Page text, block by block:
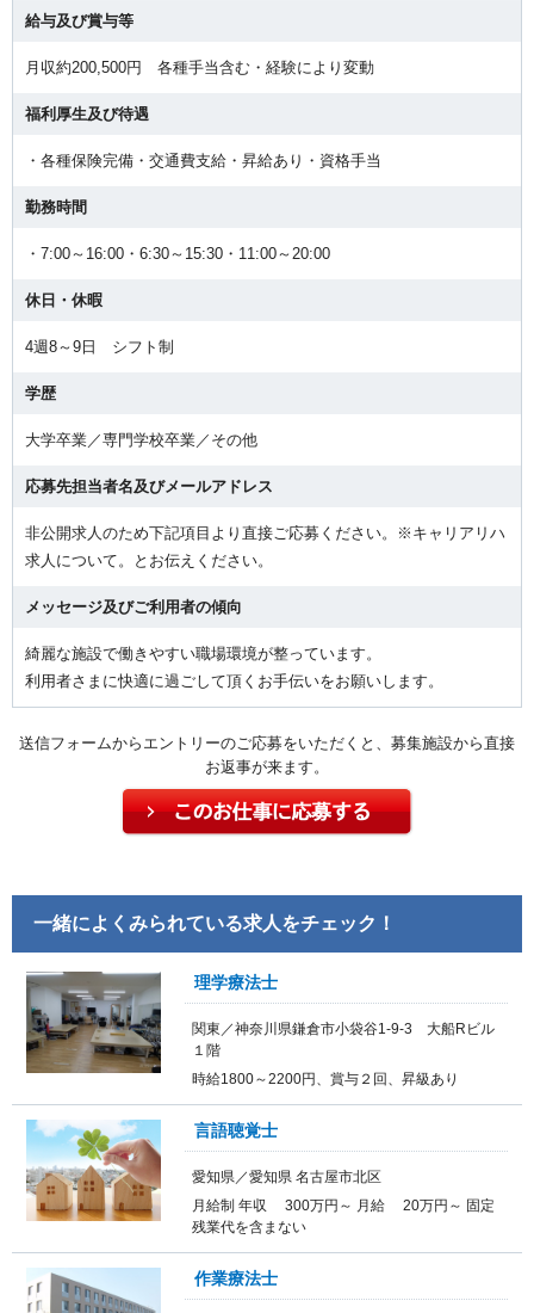
給与及び賞与等
月収約200,500円 各種手当含む・経験により変動
福利厚生及び待遇
・各種保険完備・交通費支給・昇給あり・資格手当
勤務時間
・7:00～16:00・6:30～15:30・11:00～20:00
休日・休暇
4週8～9日 シフト制
学歴
大学卒業／専門学校卒業／その他
応募先担当者名及びメールアドレス
非公開求人のため下記項目より直接ご応募ください。※キャリアリハ
求人について。とお伝えください。
メッセージ及びご利用者の傾向
綺麗な施設で働きやすい職場環境が整っています。
利用者さまに快適に過ごして頂くお手伝いをお願いします。
送信フォームからエントリーのご応募をいただくと、募集施設から直接
お返事が来ます。
一緒によくみられている求人をチェック！
理学療法士
関東／神奈川県鎌倉市小袋谷1-9-3 大船Rビル
１階
時給1800～2200円、賞与２回、昇級あり
言語聴覚士
愛知県／愛知県 名古屋市北区
月給制 年収 300万円～ 月給 20万円～ 固定
残業代を含まない
作業療法士